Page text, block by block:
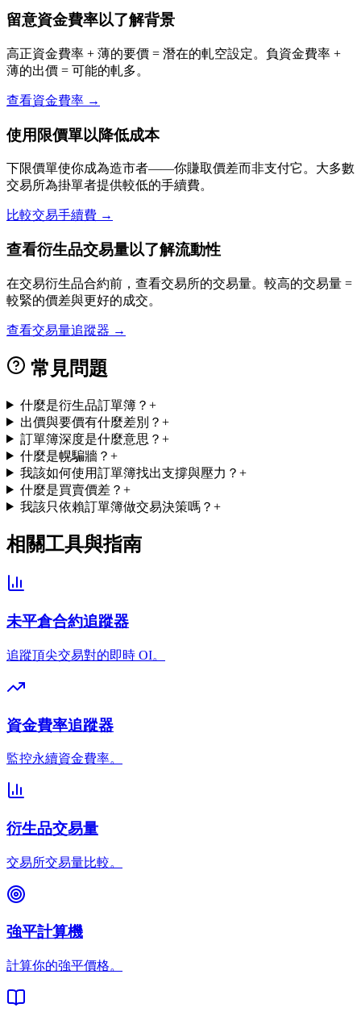
留意資金費率以了解背景
高正資金費率 + 薄的要價 = 潛在的軋空設定。負資金費率 +
薄的出價 = 可能的軋多。
查看資金費率 →
使用限價單以降低成本
下限價單使你成為造市者——你賺取價差而非支付它。大多數
交易所為掛單者提供較低的手續費。
比較交易手續費 →
查看衍生品交易量以了解流動性
在交易衍生品合約前，查看交易所的交易量。較高的交易量 =
較緊的價差與更好的成交。
查看交易量追蹤器 →
常見問題
什麼是衍生品訂單簿？ +
出價與要價有什麼差別？ +
訂單簿深度是什麼意思？ +
什麼是幌騙牆？ +
我該如何使用訂單簿找出支撐與壓力？ +
什麼是買賣價差？ +
我該只依賴訂單簿做交易決策嗎？ +
相關工具與指南
未平倉合約追蹤器
追蹤頂尖交易對的即時 OI。
資金費率追蹤器
監控永續資金費率。
衍生品交易量
交易所交易量比較。
強平計算機
計算你的強平價格。